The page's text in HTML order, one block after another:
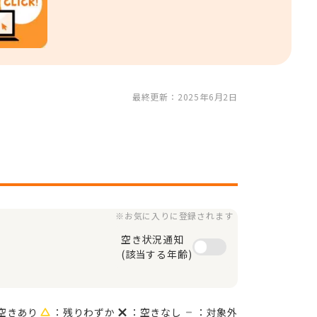
最終更新：2025年6月2日
※お気に入りに登録されます
空き状況通知
(該当する年齢)
きあり ：残りわずか ：空きなし ：対象外